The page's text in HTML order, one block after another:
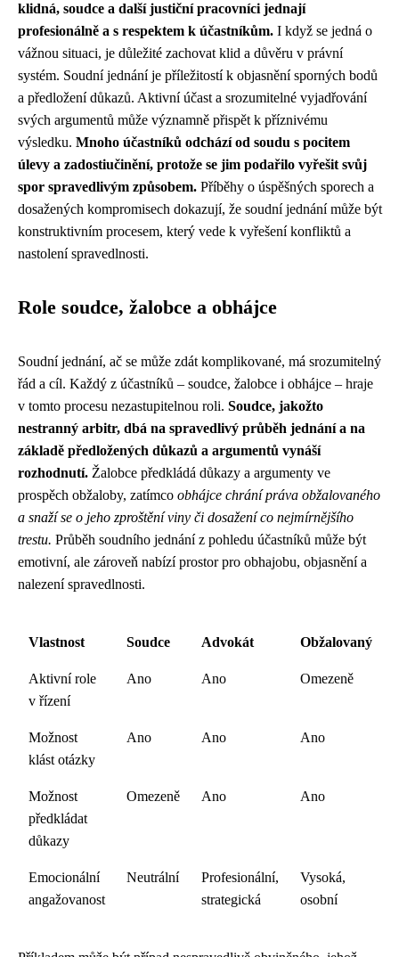
klidná, soudce a další justiční pracovníci jednají
profesionálně a s respektem k účastníkům. I když se jedná o
vážnou situaci, je důležité zachovat klid a důvěru v právní
systém. Soudní jednání je příležitostí k objasnění sporných bodů
a předložení důkazů. Aktivní účast a srozumitelné vyjadřování
svých argumentů může významně přispět k příznivému
výsledku. Mnoho účastníků odchází od soudu s pocitem
úlevy a zadostiučinění, protože se jim podařilo vyřešit svůj
spor spravedlivým způsobem. Příběhy o úspěšných sporech a
dosažených kompromisech dokazují, že soudní jednání může být
konstruktivním procesem, který vede k vyřešení konfliktů a
nastolení spravedlnosti.
Role soudce, žalobce a obhájce
Soudní jednání, ač se může zdát komplikované, má srozumitelný
řád a cíl. Každý z účastníků – soudce, žalobce i obhájce – hraje
v tomto procesu nezastupitelnou roli. Soudce, jakožto
nestranný arbitr, dbá na spravedlivý průběh jednání a na
základě předložených důkazů a argumentů vynáší
rozhodnutí. Žalobce předkládá důkazy a argumenty ve
prospěch obžaloby, zatímco obhájce chrání práva obžalovaného
a snaží se o jeho zproštění viny či dosažení co nejmírnějšího
trestu. Průběh soudního jednání z pohledu účastníků může být
emotivní, ale zároveň nabízí prostor pro obhajobu, objasnění a
nalezení spravedlnosti.
Vlastnost Soudce Advokát Obžalovaný
Aktivní role
v řízení
Ano Ano Omezeně
Možnost
klást otázky
Ano Ano Ano
Možnost
předkládat
důkazy
Omezeně Ano Ano
Emocionální
angažovanost
Neutrální
Profesionální,
strategická
Vysoká,
osobní